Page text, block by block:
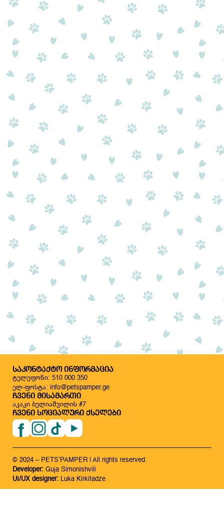
ᲡᲐᲙᲝᲜᲢᲐᲥᲢᲝ ᲘᲜᲤᲝᲠᲛᲐᲪᲘᲐ
ტელეფონი: 510 000 350
ელ-ფოსტა: info@petspamper.ge
ᲩᲕᲔᲜᲘ ᲛᲘᲡᲐᲛᲐᲠᲗᲘ
აკაკი ბელიაშვილის #7
ᲩᲕᲔᲜᲘ ᲡᲝᲪᲘᲐᲚᲣᲠᲘ ᲥᲡᲔᲚᲔᲑᲘ
© 2024 – PETS’PAMPER | All rights reserved.
Developer: Guja Simonishvili
UI/UX designer:
Luka Kirkitadze